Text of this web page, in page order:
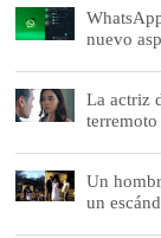
nuevo
La actriz
Un
un